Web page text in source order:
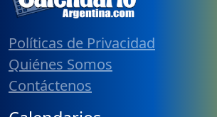
Políticas de Privacidad
Quiénes Somos
Contáctenos